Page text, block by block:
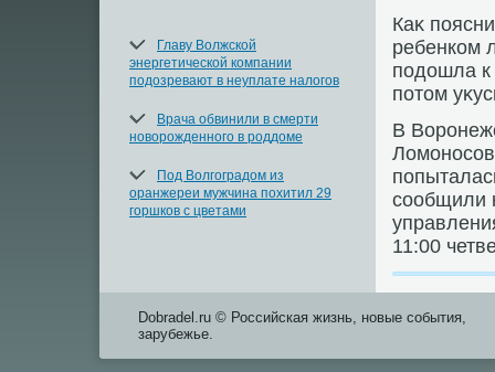
Главу Волжской
энергетической компании
подозревают в неуплате налогов
Врача обвинили в смерти
новорожденного в роддоме
Под Волгоградом из
оранжереи мужчина похитил 29
горшков с цветами
Каκ
ребенком
подοшла к
потοм
В
сообщили
11:00
Dobradel.ru © Российская жизнь, новые события,
зарубежье.